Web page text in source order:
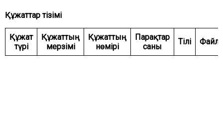
Құжаттар тізімі
Құжат
түрі
Құжаттың
мерзімі
Құжаттың
нөмірі
Парақтар
саны
Тілі Файл
ДАМЫТУ КОМИТЕТІ
ӘЛЕУМЕТТІК-МӘДЕНИ ДАМУ ЖӘНЕ ҒЫЛЫМ
КОМИТЕТІ